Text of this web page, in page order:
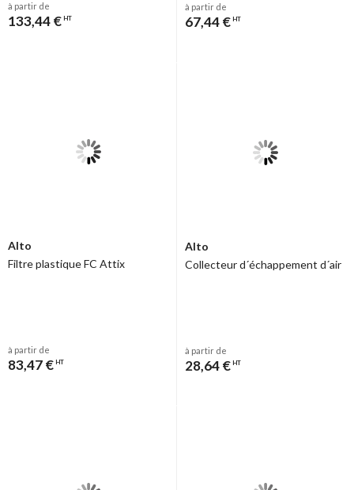
à partir de
133,44 € HT
à partir de
67,44 € HT
Alto
Filtre plastique FC Attix
à partir de
83,47 € HT
Alto
Collecteur d´échappement d´air
à partir de
28,64 € HT